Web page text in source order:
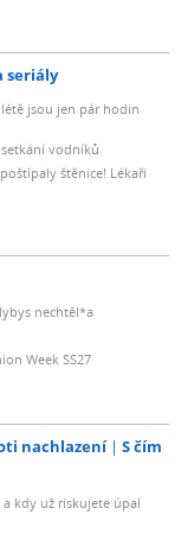
seriály
jsou jen pár hodin
vodníků
štěnice! Lékaři
nechtěl*a
Week SS27
nachlazení
S čím
kdy už riskujete úpal